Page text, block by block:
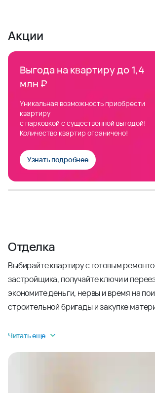
Акции
Выгода на квартиру до 1,4
млн ₽
Уникальная возможность приобрести
квартиру
с парковкой с существенной выгодой!
Количество квартир ограничено!
Узнать подробнее
Отделка
Выбирайте квартиру с готовым
застройщика, получайте ключи и
экономите деньги, нервы и время на
строительной бригады и закупке
Читать еще